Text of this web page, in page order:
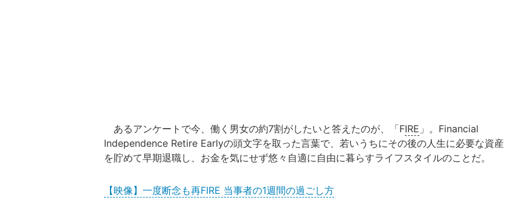
あるアンケートで今、働く男女の約7割がしたいと答えたのが、「FIRE 」。Financial
Independence Retire Earlyの頭文字を取った言葉で、若いうちにその後の人生に必要な資産
を貯めて早期退職し、お金を気にせず悠々自適に自由に暮らすライフスタイルのことだ。
【映像】一度断念も再FIRE 当事者の1週間の過ごし方